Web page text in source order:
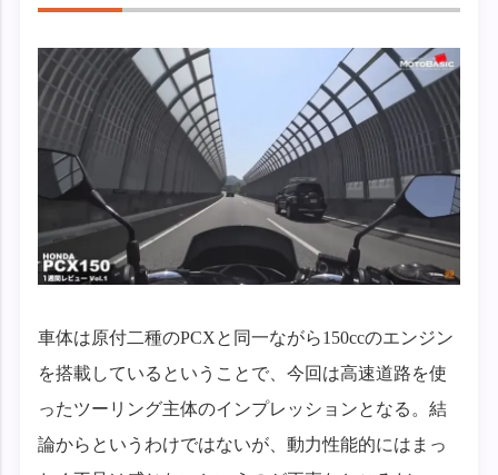
車体は原付二種のPCXと同一ながら150ccのエンジン
を搭載しているということで、今回は高速道路を使
ったツーリング主体のインプレッションとなる。結
論からというわけではないが、動力性能的にはまっ